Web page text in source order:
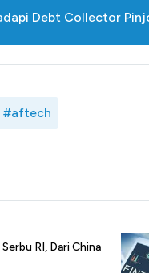
Debt Collector
#aftech
RI, Dari China